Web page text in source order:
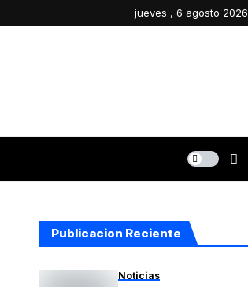
jueves , 6 agosto 2026
Publicacion Reciente
Noticias